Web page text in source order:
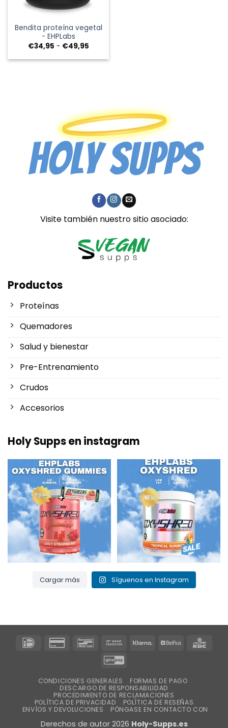
Bendita proteína vegetal
- EHPLabs
€34,95 - €49,95Rango
precios:
Visite también nuestro sitio asociado:
Productos
Proteínas
Quemadores
Salud y bienestar
Pre-Entrenamiento
Crudos
Accesorios
Holy Supps en instagram
Nuevo en Holy Supps 🍬⚡
OxyShred Gummies de...
3 0
¡Bajo en grasas y 150mg de
cafeína por ración! ⚡
0 2
Cargar más Síguenos en Instagram
IDeal
Tarjeta
2
BancontactTransferencia
bancaria
Klarna Belfius
GiroPay
CONDICIONES GENERALES
FORMAS DE PAGO
DESCARGO DE RESPONSABILIDAD
PROCEDIMIENTO DE RECLAMACIONES
POLÍTICA DE PRIVACIDAD
POLÍTICA DE RESEÑAS
ENVÍOS Y DEVOLUCIONES
PÓNGASE EN CONTACTO CON
Derechos de autor 2026 Holy-Supps.es